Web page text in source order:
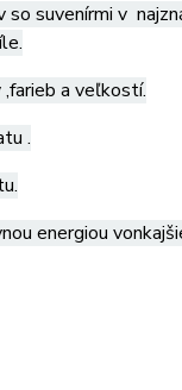
suvenírmi v
a veľkostí.
.
energiou